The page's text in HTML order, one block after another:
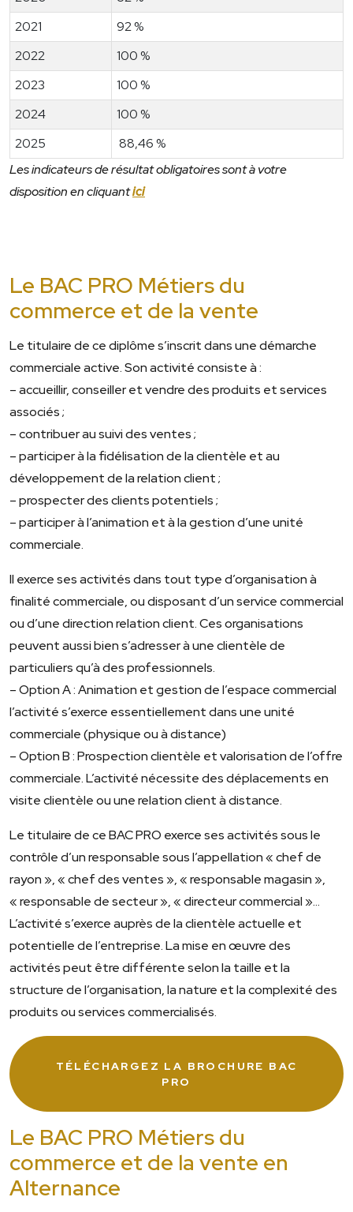
2021
92 %
2022
100 %
2023
100 %
2024
100 %
2025
88,46 %
Les indicateurs de résultat obligatoires sont à votre
disposition en cliquantici
Le BAC PRO Métiers du
commerce et de la vente
Le titulaire de ce diplôme s’inscrit dans une démarche
commerciale active. Son activité consiste à :
– accueillir, conseiller et vendre des produits et services
associés ;
– contribuer au suivi des ventes ;
– participer à la fidélisation de la clientèle et au
développement de la relation client ;
– prospecter des clients potentiels ;
– participer à l’animation et à la gestion d’une unité
commerciale.
Il exerce ses activités dans tout type d’organisation à
finalité commerciale, ou disposant d’un service commercial
ou d’une direction relation client. Ces organisations
peuvent aussi bien s’adresser à une clientèle de
particuliers qu’à des professionnels.
– Option A : Animation et gestion de l’espace commercial
l’activité s’exerce essentiellement dans une unité
commerciale (physique ou à distance)
– Option B : Prospection clientèle et valorisation de l’offre
commerciale. L’activité nécessite des déplacements en
visite clientèle ou une relation client à distance.
Le titulaire de ce BAC PRO exerce ses activités sous le
contrôle d’un responsable sous l’appellation « chef de
rayon », « chef des ventes », « responsable magasin »,
« responsable de secteur », « directeur commercial »…
L’activité s’exerce auprès de la clientèle actuelle et
potentielle de l’entreprise. La mise en œuvre des
activités peut être différente selon la taille et la
structure de l’organisation, la nature et la complexité des
produits ou services commercialisés.
TÉLÉCHARGEZ LA BROCHURE BAC
PRO
Le BAC PRO Métiers du
commerce et de la vente en
Alternance